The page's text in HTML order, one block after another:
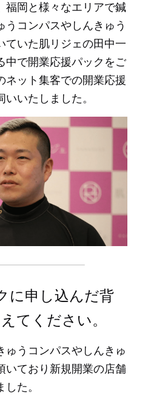
ラン
院様の声
福岡と様々なエリアで鍼
うコンパスやしんきゅう
ていた肌リジェの田中一
中で開業応援パックをご
ネット集客での開業応援
いたしました。
に申し込んだ背
てください。
ゅうコンパスやしんきゅ
いており新規開業の店舗
た。